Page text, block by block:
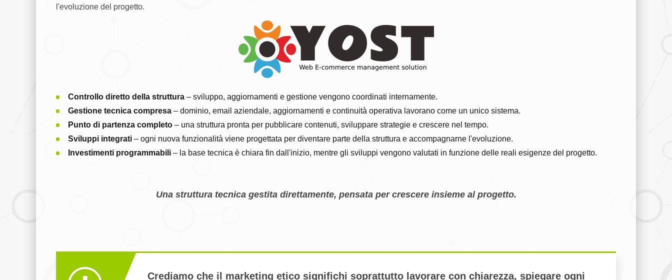
l'evoluzione del progetto.
Controllo diretto della struttura – sviluppo, aggiornamenti e gestione vengono coordinati internamente.
Gestione tecnica compresa – dominio, email aziendale, aggiornamenti e continuità operativa lavorano come un unico sistema.
Punto di partenza completo – una struttura pronta per pubblicare contenuti, sviluppare strategie e crescere nel tempo.
Sviluppi integrati – ogni nuova funzionalità viene progettata per diventare parte della struttura e accompagnarne l'evoluzione.
Investimenti programmabili – la base tecnica è chiara fin dall'inizio, mentre gli sviluppi vengono valutati in funzione delle reali esigenze del progetto.
Una struttura tecnica gestita direttamente, pensata per crescere insieme al progetto.
Crediamo che il marketing etico significhi soprattutto lavorare con chiarezza, spiegare ogni